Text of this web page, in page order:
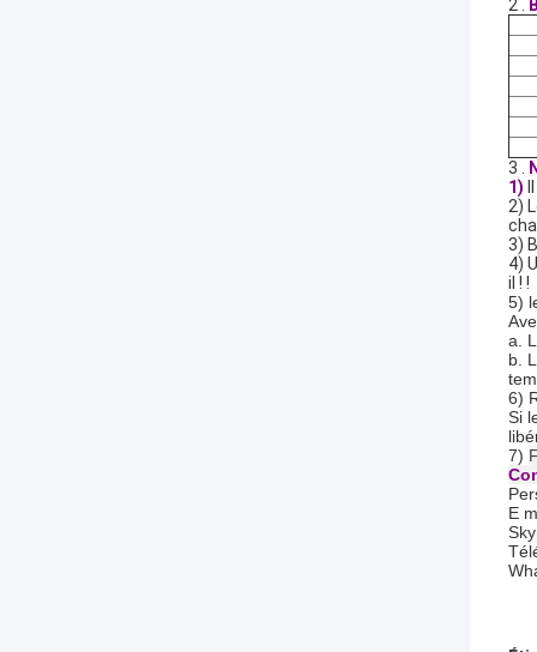
2 .
3 .
1)
2)
3)
4)
il ! !
5)
a.
b.
6)
Si
7)
E